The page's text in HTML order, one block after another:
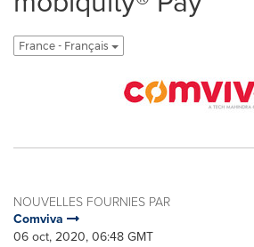
France - Français
NOUVELLES FOURNIES PAR
Comviva
06 oct, 2020, 06:48 GMT